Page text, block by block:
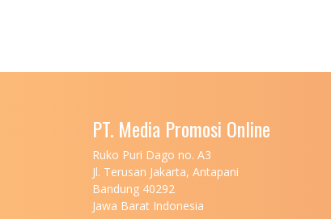
PT. Media Promosi Online
Ruko Puri Dago no. A3
Jl. Terusan Jakarta, Antapani
Bandung 40292
Jawa Barat Indonesia